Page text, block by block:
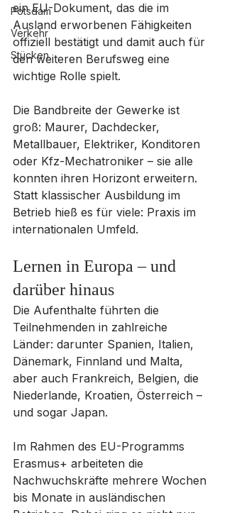
Potsdam
Verkehr
Stücken
ein EU-Dokument, das die im
Ausland erworbenen Fähigkeiten
offiziell bestätigt und damit auch für
den weiteren Berufsweg eine
wichtige Rolle spielt.
Die Bandbreite der Gewerke ist
groß: Maurer, Dachdecker,
Metallbauer, Elektriker, Konditoren
oder Kfz-Mechatroniker – sie alle
konnten ihren Horizont erweitern.
Statt klassischer Ausbildung im
Betrieb hieß es für viele: Praxis im
internationalen Umfeld.
Lernen in Europa – und
darüber hinaus
Die Aufenthalte führten die
Teilnehmenden in zahlreiche
Länder: darunter Spanien, Italien,
Dänemark, Finnland und Malta,
aber auch Frankreich, Belgien, die
Niederlande, Kroatien, Österreich –
und sogar Japan.
Im Rahmen des EU-Programms
Erasmus+ arbeiteten die
Nachwuchskräfte mehrere Wochen
bis Monate in ausländischen